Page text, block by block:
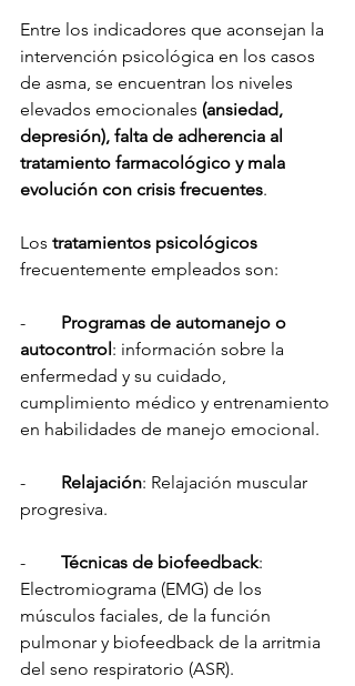
Entre los indicadores que aconsejan la
intervención psicológica en los casos
de asma, se encuentran los niveles
elevados emocionales (ansiedad,
depresión), falta de adherencia al
tratamiento farmacológico y mala
evolución con crisis frecuentes.
Los tratamientos psicológicos
frecuentemente empleados son:
- Programas de automanejo o
autocontrol: información sobre la
enfermedad y su cuidado,
cumplimiento médico y entrenamiento
en habilidades de manejo emocional.
-
  Relajación
: Relajación muscular
progresiva.
- Técnicas de biofeedback:
Electromiograma (EMG) de los
músculos faciales, de la función
pulmonar y biofeedback de la arritmia
del seno respiratorio (ASR).